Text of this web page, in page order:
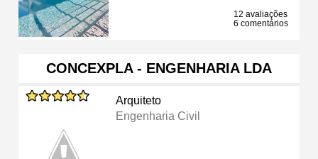
12 avaliações
6 comentários
CONCEXPLA - ENGENHARIA LDA
Arquiteto
Engenharia Civil